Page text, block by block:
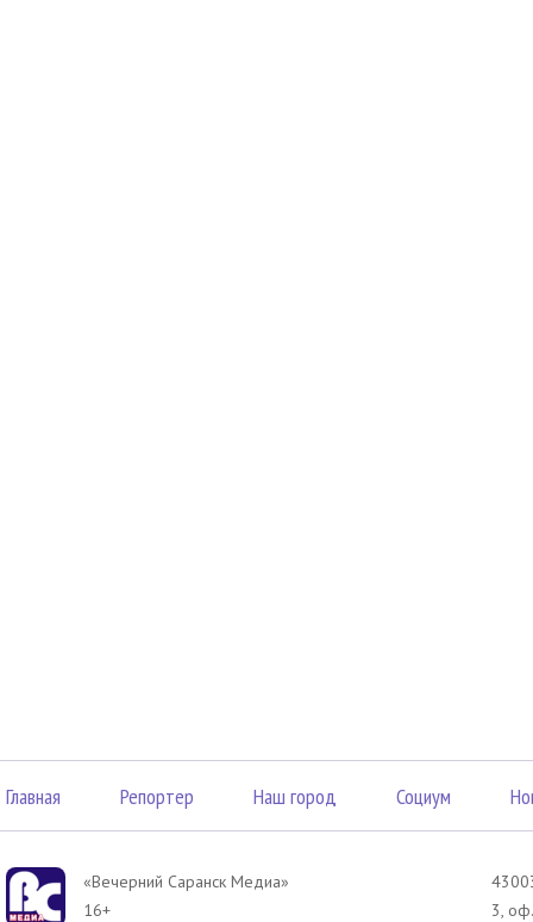
Главная Репортер Наш город Социум
«Вечерний Саранск Mедиа»
16+
3,